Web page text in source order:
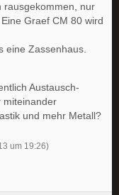
rausgekommen, nur
Graef CM 80 wird
eine Zassenhaus.
Austausch-
miteinander
und mehr Metall?
um 19:26)